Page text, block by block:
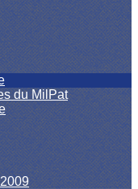
du MilPat